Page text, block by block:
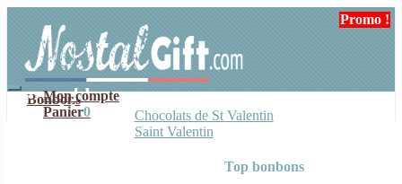
navigation
contenu
Mon compte
Panier0
Bonbons
Chocolats de St Valentin
Saint Valentin
Top bonbons
Promo !
Promo !
Promo !